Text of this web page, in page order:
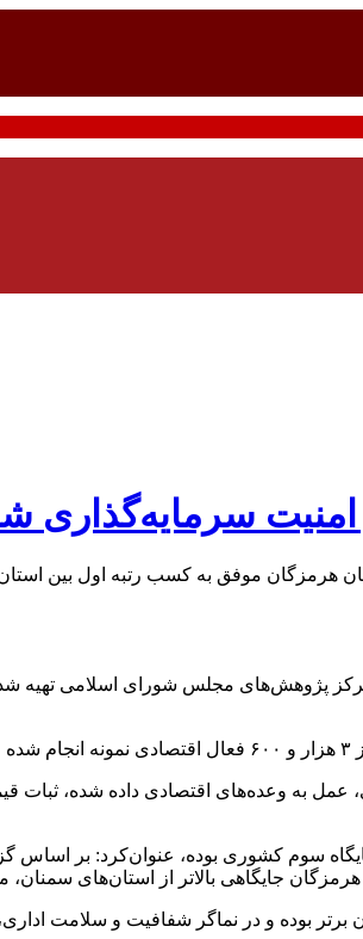
سرمایه‌گذاری
هرمزگان موفق به کسب رتبه اول بین
پژوهش‌های مجلس شورای اسلامی تهیه
عمل به وعده‌های اقتصادی داده شده،
با بیان اینکه هرمزگان در پایش امنیت سرمایه‌گذاری پاییز ۱۴۰۱
کرد: استان هرمزگان تقریبا در تمام شاخص‌های اقتصادی این ارزیابی جزو ۱۰